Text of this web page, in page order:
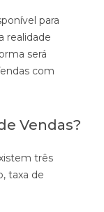
para
realidade
será
com
Vendas?
três
taxa de